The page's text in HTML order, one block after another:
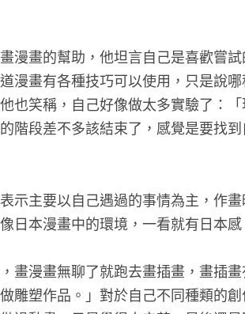
漫畫的幫助，他坦言自己是喜歡嘗
漫畫有各種技巧可以使用，只是說
也笑稱，自己好像做太多實驗了：
階段差不多該結束了，感覺是要找
示主要以自己遇過的事情為主，作
日本漫畫中的環境，一看就有日本感
畫漫畫無聊了就跑去畫插畫，畫插
雕塑作品。」對於自己不同種類的